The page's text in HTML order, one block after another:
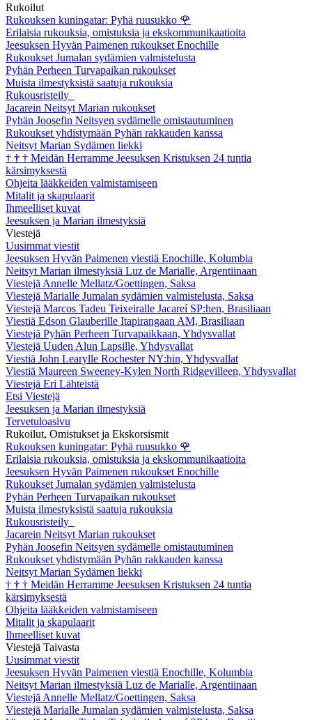
Rukoilut
Rukouksen kuningatar: Pyhä ruusukko 🌹
Erilaisia rukouksia, omistuksia ja ekskommunikaatioita
Jeesuksen Hyvän Paimenen rukoukset Enochille
Rukoukset Jumalan sydämien valmistelusta
Pyhän Perheen Turvapaikan rukoukset
Muista ilmestyksistä saatuja rukouksia
Rukousristeily
Jacarein Neitsyt Marian rukoukset
Pyhän Joosefin Neitsyen sydämelle omistautuminen
Rukoukset yhdistymään Pyhän rakkauden kanssa
Neitsyt Marian Sydämen liekki
† † † Meidän Herramme Jeesuksen Kristuksen 24 tuntia
kärsimyksestä
Ohjeita lääkkeiden valmistamiseen
Mitalit ja skapulaarit
Ihmeelliset kuvat
Jeesuksen ja Marian ilmestyksiä
Viestejä
Uusimmat viestit
Jeesuksen Hyvän Paimenen viestiä Enochille, Kolumbia
Neitsyt Marian ilmestyksiä Luz de Marialle, Argentiinaan
Viestejä Annelle Mellatz/Goettingen, Saksa
Viestejä Marialle Jumalan sydämien valmistelusta, Saksa
Viestejä Marcos Tadeu Teixeiralle Jacareí SP:hen, Brasiliaan
Viestiä Edson Glauberille Itapirangaan AM, Brasiliaan
Viestejä Pyhän Perheen Turvapaikkaan, Yhdysvallat
Viestejä Uuden Alun Lapsille, Yhdysvallat
Viestiä John Learylle Rochester NY:hin, Yhdysvallat
Viestiä Maureen Sweeney-Kylen North Ridgevilleen, Yhdysvallat
Viestejä Eri Lähteistä
Etsi Viestejä
Jeesuksen ja Marian ilmestyksiä
Tervetuloasivu
Rukoilut, Omistukset ja Ekskorsismit
Rukouksen kuningatar: Pyhä ruusukko 🌹
Erilaisia rukouksia, omistuksia ja ekskommunikaatioita
Jeesuksen Hyvän Paimenen rukoukset Enochille
Rukoukset Jumalan sydämien valmistelusta
Pyhän Perheen Turvapaikan rukoukset
Muista ilmestyksistä saatuja rukouksia
Rukousristeily
Jacarein Neitsyt Marian rukoukset
Pyhän Joosefin Neitsyen sydämelle omistautuminen
Rukoukset yhdistymään Pyhän rakkauden kanssa
Neitsyt Marian Sydämen liekki
† † † Meidän Herramme Jeesuksen Kristuksen 24 tuntia
kärsimyksestä
Ohjeita lääkkeiden valmistamiseen
Mitalit ja skapulaarit
Ihmeelliset kuvat
Viestejä Taivasta
Uusimmat viestit
Jeesuksen Hyvän Paimenen viestiä Enochille, Kolumbia
Neitsyt Marian ilmestyksiä Luz de Marialle, Argentiinaan
Viestejä Annelle Mellatz/Goettingen, Saksa
Viestejä Marialle Jumalan sydämien valmistelusta, Saksa